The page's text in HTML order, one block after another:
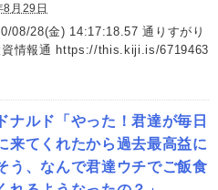
月29日
08/28(金) 14:17:18.57 通りすがり
資情報通 https://this.kiji.is/6719463
ナルド「やった！君達が毎日
来てくれたから過去最高益に
う、なんで君達ウチでご飯食